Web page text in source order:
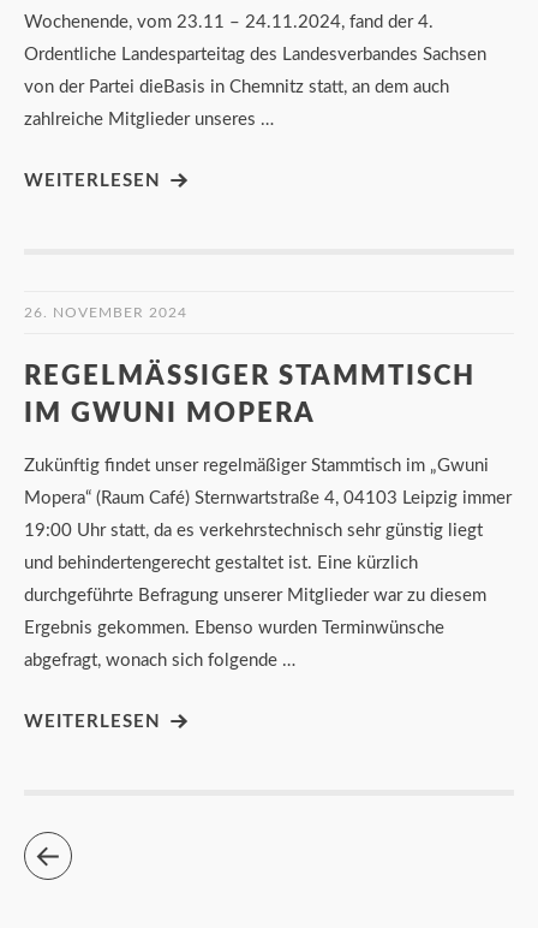
Wochenende, vom 23.11 – 24.11.2024, fand der 4.
Ordentliche Landesparteitag des Landesverbandes Sachsen
von der Partei dieBasis in Chemnitz statt, an dem auch
zahlreiche Mitglieder unseres …
WEITERLESEN
26. NOVEMBER 2024
REGELMÄSSIGER STAMMTISCH I
M GWUNI MOPERA
Zukünftig findet unser regelmäßiger Stammtisch im „Gwuni
Mopera“ (Raum Café) Sternwartstraße 4, 04103 Leipzig immer
19:00 Uhr statt, da es verkehrstechnisch sehr günstig liegt
und behindertengerecht gestaltet ist. Eine kürzlich
durchgeführte Befragung unserer Mitglieder war zu diesem
Ergebnis gekommen. Ebenso wurden Terminwünsche
abgefragt, wonach sich folgende …
WEITERLESEN